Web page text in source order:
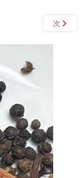
次